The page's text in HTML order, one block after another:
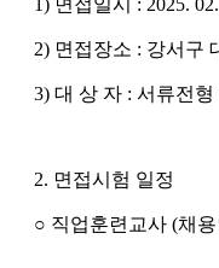
1) 면접일시 : 2025.
2) 면접장소 : 강서구
3) 대 상 자 : 서류전
2. 면접시험 일정
○ 직업훈련교사 (채